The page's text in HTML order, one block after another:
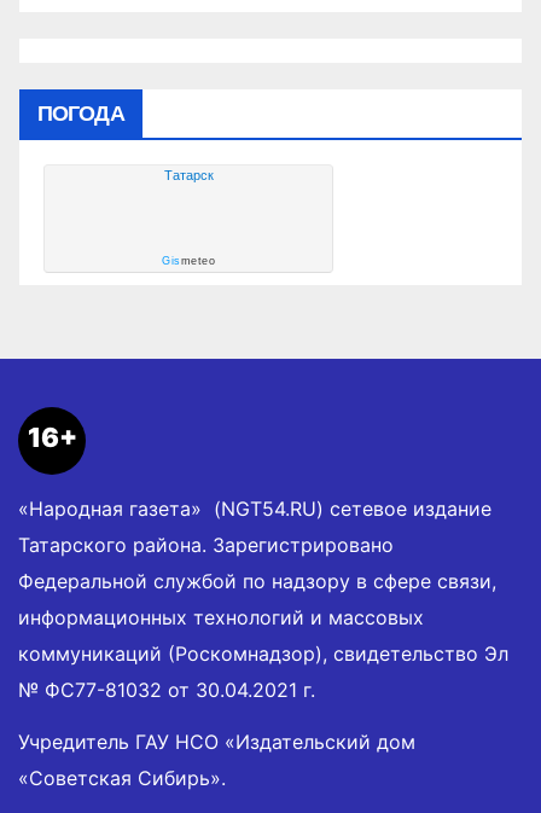
ПОГОДА
Татарск
Gismeteo
16+
«Народная газета» (NGT54.RU) сетевое издание
Татарского района. Зарегистрировано
Федеральной службой по надзору в сфере связи,
информационных технологий и массовых
коммуникаций (Роскомнадзор), свидетельство Эл
№ ФС77-81032 от 30.04.2021 г.
Учредитель ГАУ НСО «Издательский дом
«Советская Сибирь».